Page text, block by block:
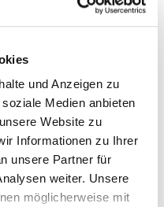
und Anzeigen zu
Medien anbieten
Website zu
Informationen zu Ihrer
unsere Partner für
weiter. Unsere
möglicherweise mit